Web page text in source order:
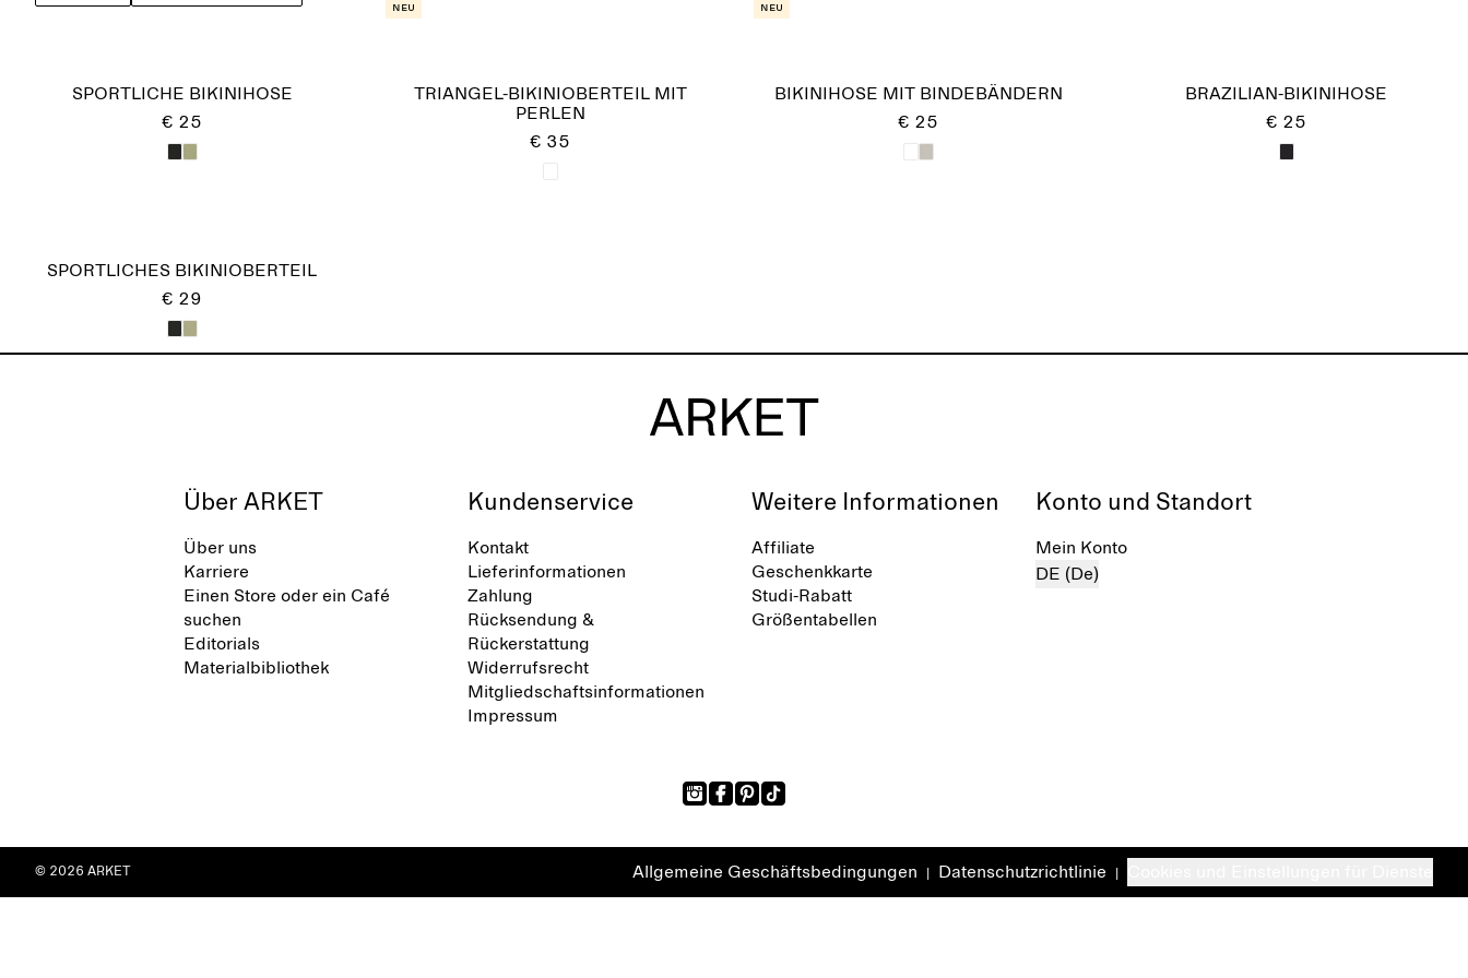
SPORTLICHE BIKINIHOSE
€ 25
Neu
TRIANGEL-BIKINIOBERTEIL MIT
PERLEN
€ 35
Neu
BIKINIHOSE MIT BINDEBÄNDERN
€ 25
BRAZILIAN-BIKINIHOSE
€ 25
SPORTLICHES BIKINIOBERTEIL
€ 29
Über ARKET
Über uns
Karriere
Einen Store oder ein Café
suchen
Editorials
Materialbibliothek
Kundenservice
Kontakt
Lieferinformationen
Zahlung
Rücksendung &
Rückerstattung
Widerrufsrecht
Mitgliedschaftsinformationen
Impressum
Weitere Informationen
Affiliate
Geschenkkarte
Studi-Rabatt
Größentabellen
Konto und Standort
Mein Konto
DE (De)
Allgemeine Geschäftsbedingungen Datenschutzrichtlinie
© 2026 ARKET